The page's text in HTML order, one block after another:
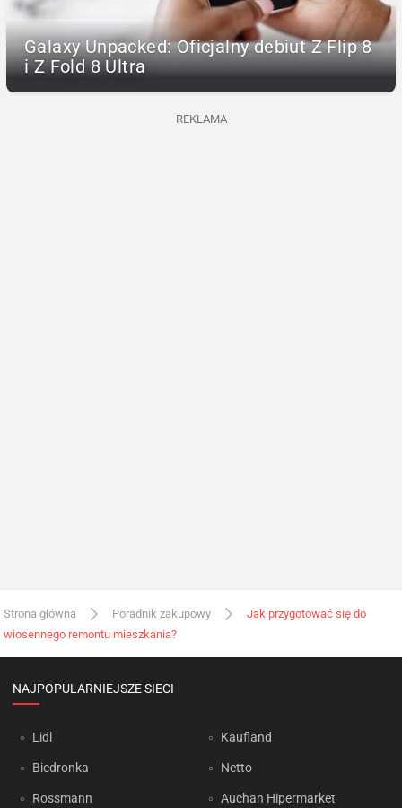
Galaxy Unpacked: Oficjalny debiut Z Flip 8
i Z Fold 8 Ultra
REKLAMA
Strona główna Poradnik zakupowy
Jak przygotować się do
wiosennego remontu mieszkania?
NAJPOPULARNIEJSZE SIECI
Lidl
Biedronka
Rossmann
Kaufland
Netto
Auchan Hipermarket